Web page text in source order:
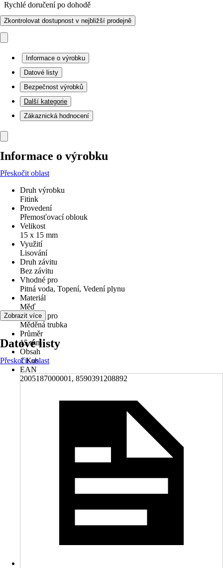
Rychlé doručení po dohodě
Zkontrolovat dostupnost v nejbližší prodejně
Informace o výrobku
Datové listy
Bezpečnost výrobků
Další kategorie
Zákaznická hodnocení
Informace o výrobku
Přeskočit oblast
Druh výrobku
Fitink
Provedení
Přemosťovací oblouk
Velikost
15 x 15 mm
Využití
Lisování
Druh závitu
Bez závitu
Vhodné pro
Pitná voda, Topení, Vedení plynu
Materiál
Měď
Vhodné pro
Měděná trubka
Průměr
15 mm
Obsah
1 Kus
EAN
2005187000001, 8590391208892
Zobrazit více
Datové listy
Přeskočit oblast